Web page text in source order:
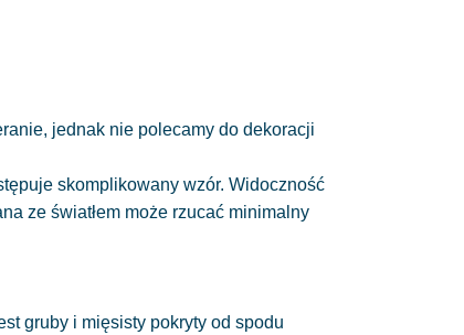
jednak nie polecamy do dekoracji
skomplikowany wzór. Widoczność
ze światłem może rzucać minimalny
gruby i mięsisty pokryty od spodu